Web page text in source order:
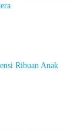
Ribuan Anak